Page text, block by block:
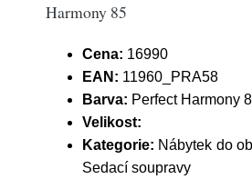
Harmony 85
Cena: 16990
EAN: 11960_PRA58
Barva: Perfect Harmony
Velikost:
Kategorie: Nábytek do
Sedací soupravy